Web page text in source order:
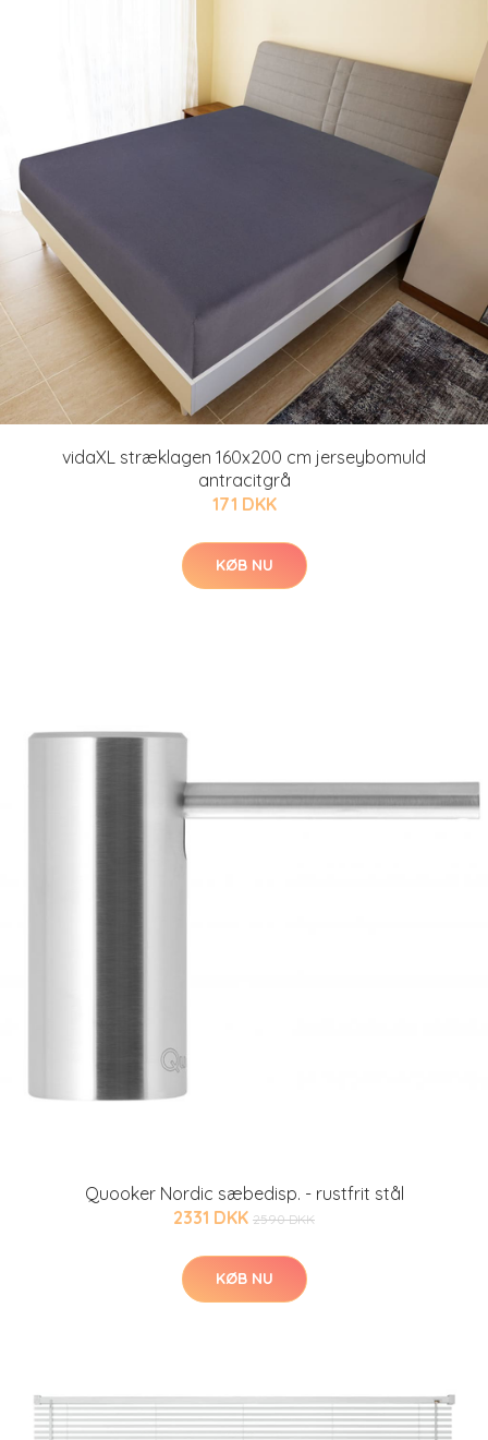
vidaXL stræklagen 160x200 cm jerseybomuld
antracitgrå
171 DKK
KØB NU
Quooker Nordic sæbedisp. - rustfrit stål
2331 DKK 2590 DKK
KØB NU